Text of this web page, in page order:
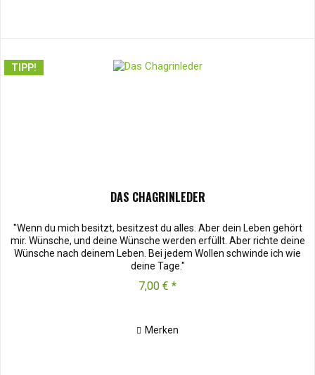
TIPP!
DAS CHAGRINLEDER
"Wenn du mich besitzt, besitzest du alles. Aber dein Leben gehört
mir. Wünsche, und deine Wünsche werden erfüllt. Aber richte deine
Wünsche nach deinem Leben. Bei jedem Wollen schwinde ich wie
deine Tage."
7,00 € *
Merken